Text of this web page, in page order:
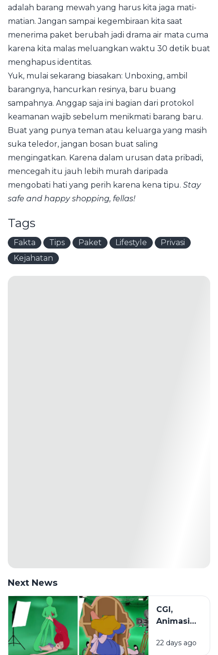
adalah barang mewah yang harus kita jaga mati-
matian. Jangan sampai kegembiraan kita saat
menerima paket berubah jadi drama air mata cuma
karena kita malas meluangkan waktu 30 detik buat
menghapus identitas.
Yuk, mulai sekarang biasakan: Unboxing, ambil
barangnya, hancurkan resinya, baru buang
sampahnya. Anggap saja ini bagian dari protokol
keamanan wajib sebelum menikmati barang baru.
Buat yang punya teman atau keluarga yang masih
suka teledor, jangan bosan buat saling
mengingatkan. Karena dalam urusan data pribadi,
mencegah itu jauh lebih murah daripada
mengobati hati yang perih karena kena tipu. Stay
safe and happy shopping, fellas!
Tags
Fakta Tips Paket Lifestyle
Privasi
Kejahatan
Next News
CGI,
Animasi
Stop
22 days ago